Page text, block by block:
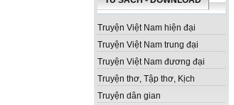
Truyện Việt Nam hiện đại
Truyện Việt Nam trung đại
Truyện Việt Nam đương đại
Truyện thơ, Tập thơ, Kịch
Truyện dân gian